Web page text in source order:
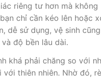
riêng tư hơn mà
chỉ cần kéo lên hoặc
dễ sử dụng, vệ sinh
độ bền lâu dài.
khá phải chăng so với
với thiên nhiên. Nhờ đó,